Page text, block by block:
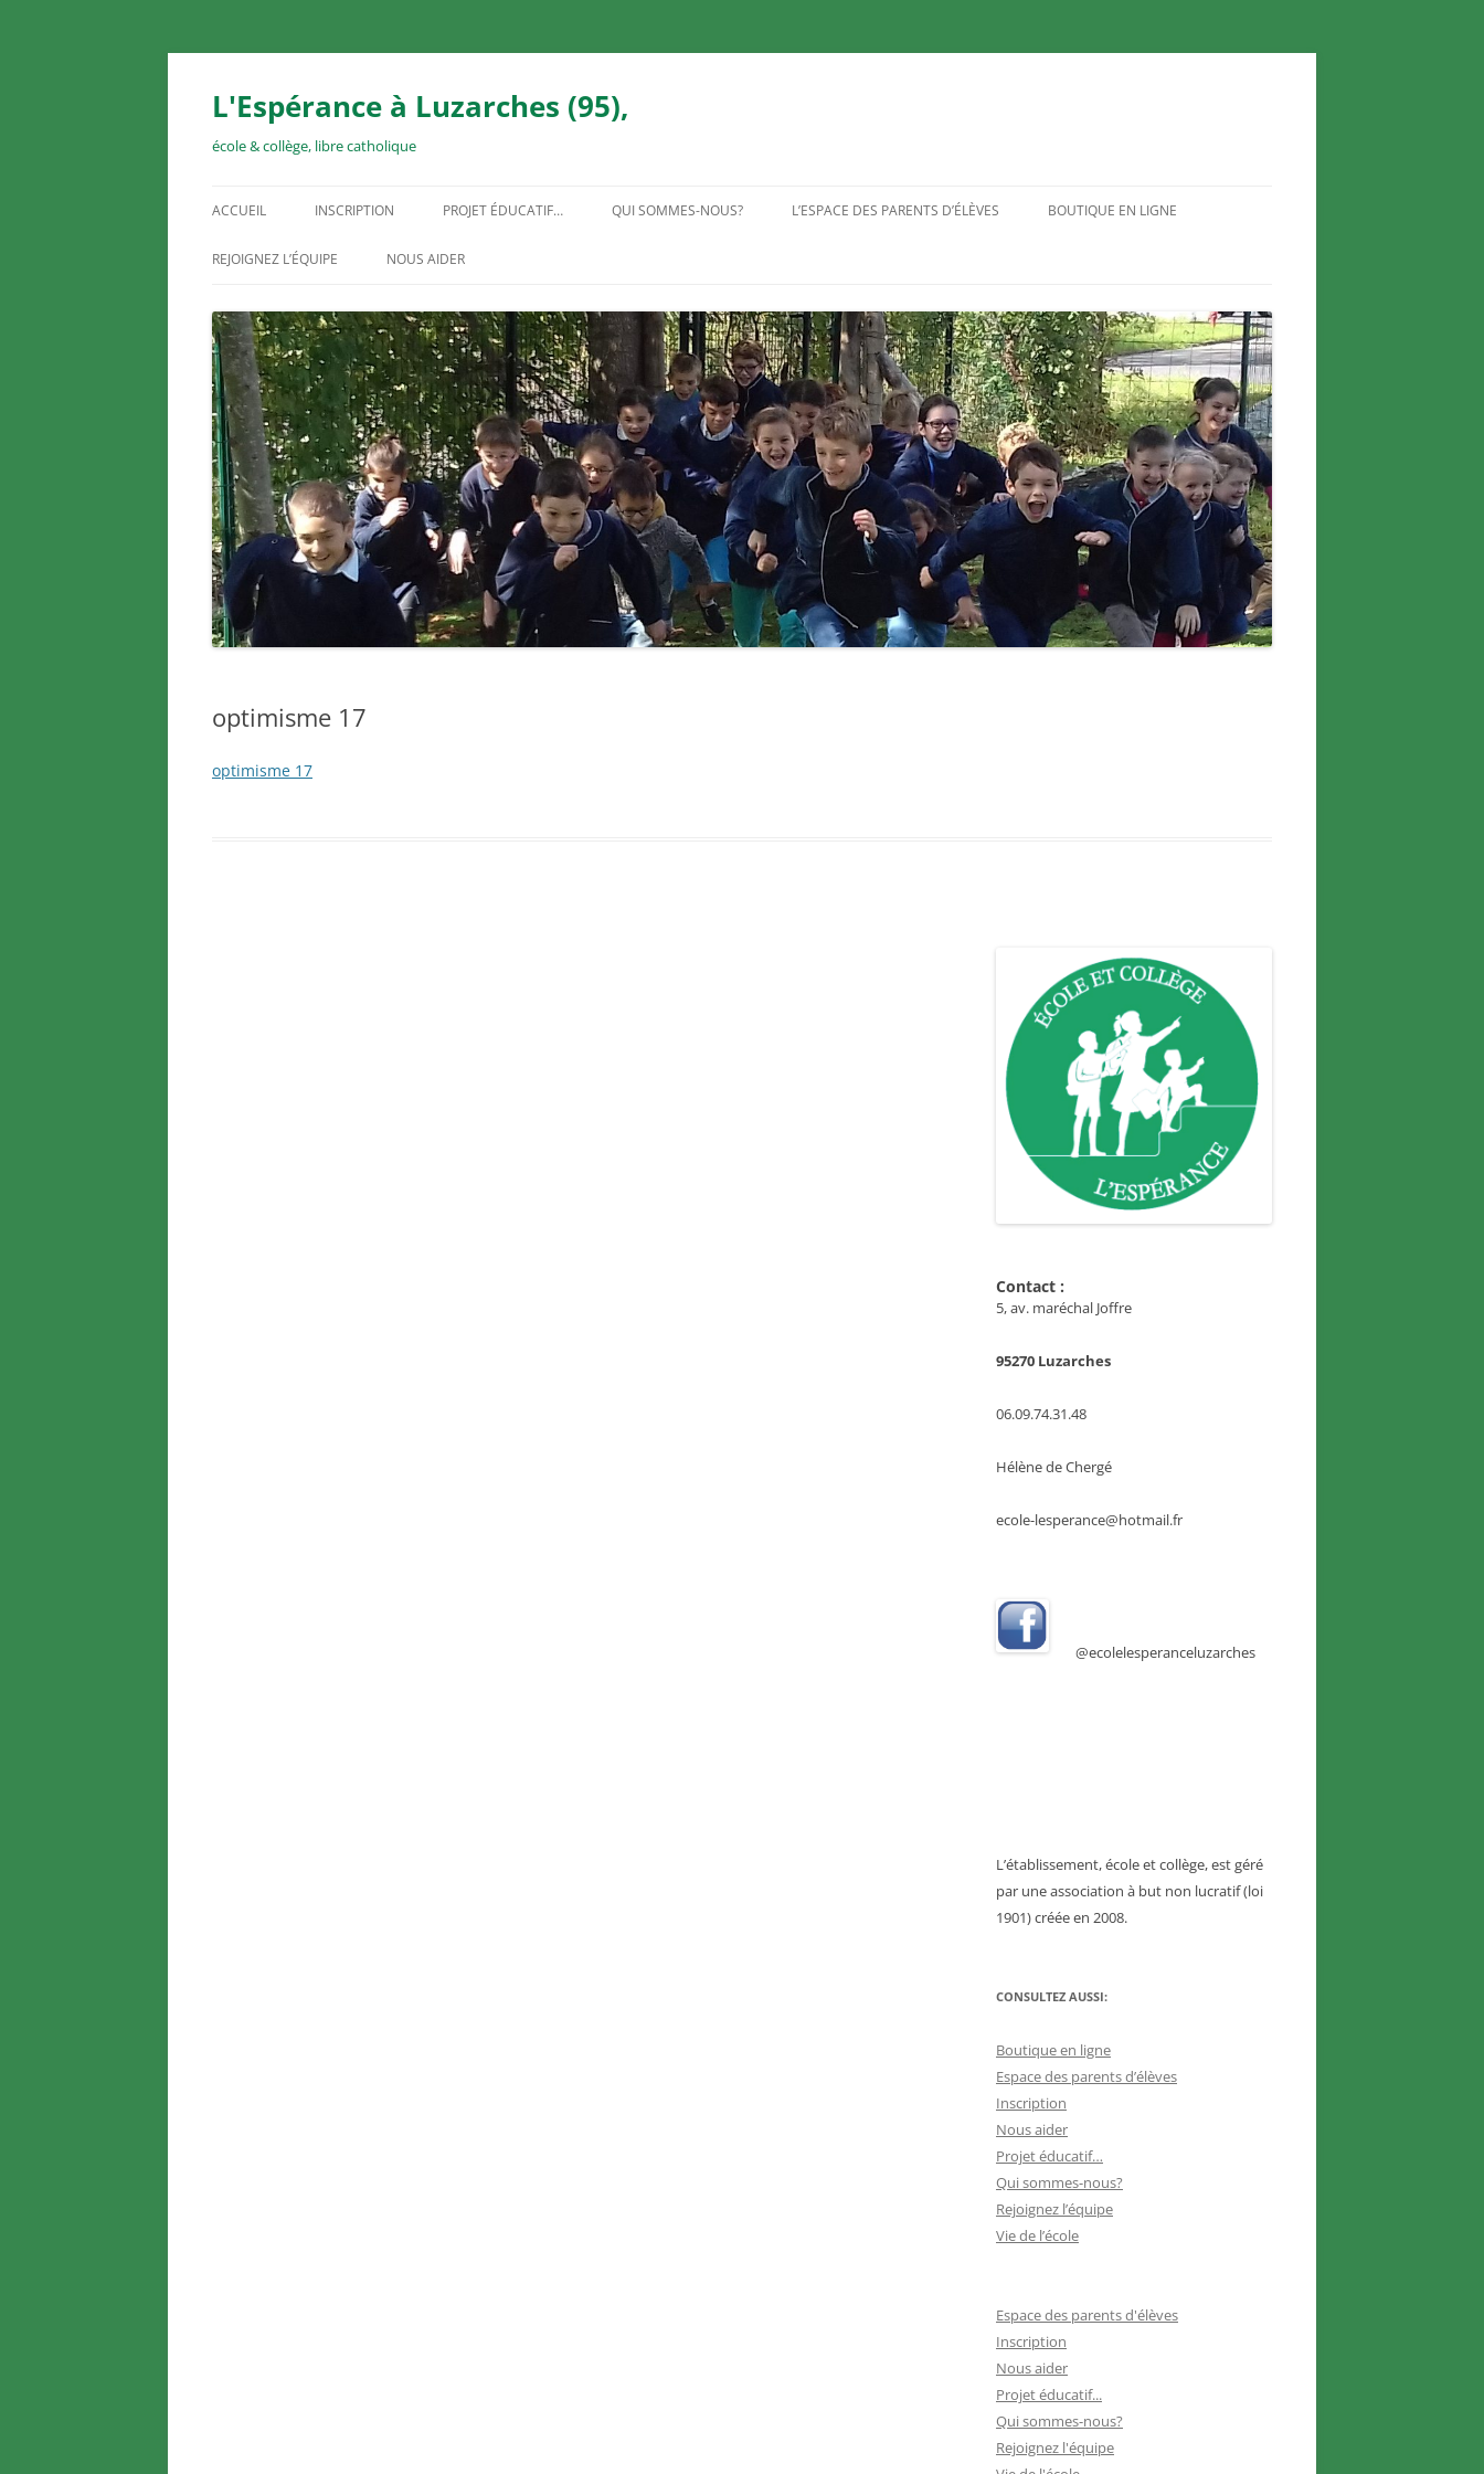
Aller
L'Espérance à Luzarches (95),
école & collège, libre catholique
ACCUEIL INSCRIPTION PROJET ÉDUCATIF… QUI SOMMES-NOUS? L’ESPACE DES PARENTS D’ÉLÈVES BOUTIQUE EN LIGNE
REJOIGNEZ L’ÉQUIPE NOUS AIDER
optimisme 17
optimisme 17
Contact :
5, av. maréchal Joffre
95270 Luzarches
06.09.74.31.48
Hélène de Chergé
ecole-lesperance@hotmail.fr
@ecolelesperanceluzarches
L’établissement, école et collège, est géré
par une association à but non lucratif (loi
1901) créée en 2008.
CONSULTEZ AUSSI:
Boutique en ligne
Espace des parents d’élèves
Inscription
Nous aider
Projet éducatif…
Qui sommes-nous?
Rejoignez l’équipe
Vie de l’école
Espace des parents d'élèves
Inscription
Nous aider
Projet éducatif...
Qui sommes-nous?
Rejoignez l'équipe